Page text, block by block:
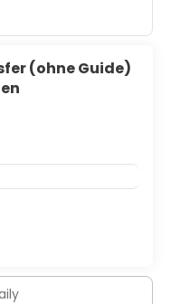
(ohne Guide)